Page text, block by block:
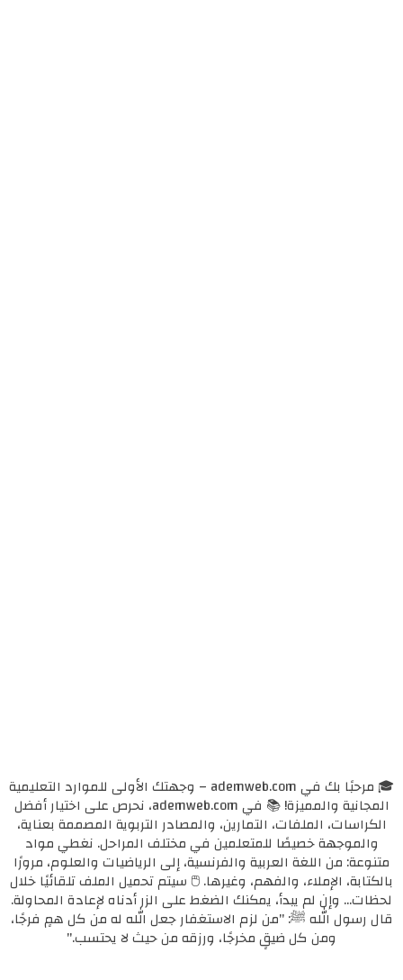
🎓 مرحبًا بك في ademweb.com – وجهتك الأولى للموارد التعليمية
المجانية والمميزة! 📚 في ademweb.com، نحرص على اختيار أفضل
الكراسات، الملفات، التمارين، والمصادر التربوية المصممة بعناية،
والموجهة خصيصًا للمتعلمين في مختلف المراحل. نغطي مواد
متنوعة: من اللغة العربية والفرنسية، إلى الرياضيات والعلوم، مرورًا
بالكتابة، الإملاء، والفهم، وغيرها. 🖱️ سيتم تحميل الملف تلقائيًا خلال
لحظات... وإن لم يبدأ، يمكنك الضغط على الزر أدناه لإعادة المحاولة.
قال رسول الله ﷺ: "من لزم الاستغفار جعل الله له من كل همٍ فرجًا،
ومن كل ضيقٍ مخرجًا، ورزقه من حيث لا يحتسب."